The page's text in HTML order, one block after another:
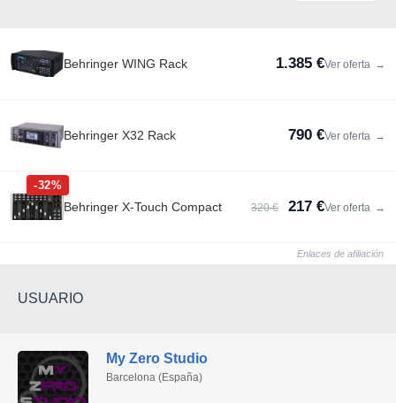
Behringer WING Rack 1.385 €Ver oferta →
Behringer X32 Rack 790 €Ver oferta →
-32%
Behringer X-Touch Compact 320 € 217 €Ver oferta →
Enlaces de afiliación
USUARIO
My Zero Studio
Barcelona (España)